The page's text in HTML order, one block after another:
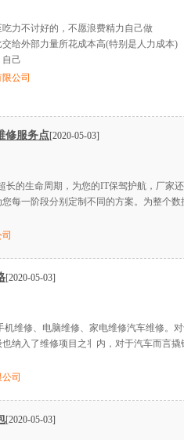
力不讨好的，不愿浪费精力自己做
给外部力量所花成本高(特别是人力成本)
己
公司
修服务点[2020-05-03]
长的生命周期，为您的IT保驾护航，厂家
每一阶段分别定制不同的方案。为整个数
[2020-05-03]
机维修、电脑维修、家电维修汽车维修。
纳入了维修项目之丬内，对于汽车而言撬
司
[2020-05-03]